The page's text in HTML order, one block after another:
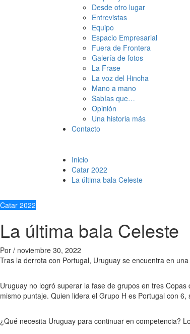
Desde otro lugar
Entrevistas
Equipo
Espacio Empresarial
Fuera de Frontera
Galería de fotos
La Frase
La voz del Hincha
Mano a mano
Sabías que…
Opinión
Una historia más
Contacto
Inicio
Catar 2022
La última bala Celeste
Catar 2022
La última bala Celeste
Por / noviembre 30, 2022
Tras la derrota con Portugal, Uruguay se encuentra en
Uruguay no logró superar la fase de grupos en tres
mismo puntaje. Quien lidera el Grupo H es Portugal con
¿Qué necesita Uruguay para continuar en competencia?